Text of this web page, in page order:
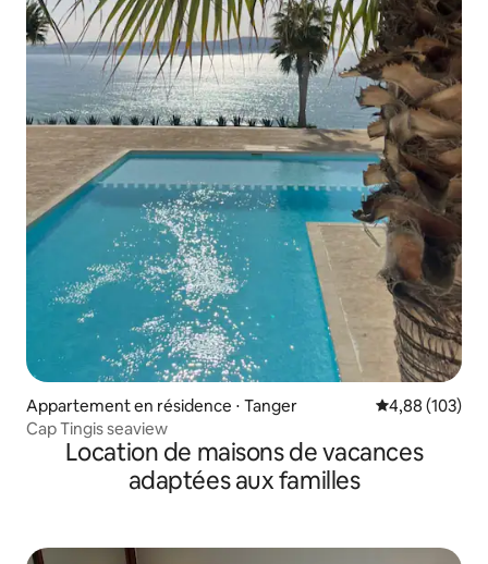
Appartement en résidence ⋅ Tanger Évaluation
4,88 (103)
Cap Tingis seaview
Location de maisons de vacances
adaptées aux familles